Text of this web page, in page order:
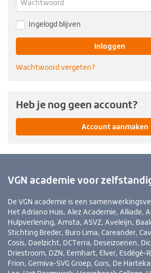
inlognaam
Ingelogd blijven
Inloggen
Wachtwoord vergeten?
Heb je nog geen account?
Account aanmaken
VGN academie voor
De VGN academie is een
Het Adriano Huis, Alez Academie, Alliade,
Hulpverlening, Amsta, ASVZ, Aveleijn,
Stichting Breder, Buro Lima, Careander,
Cosis, Daelzicht, DCTerra, Deseizoenen,
Driestroom, DZN, Eemhart, Elver, Esdégé-
Frion, Gemiva-SVG Groep, Gors, De